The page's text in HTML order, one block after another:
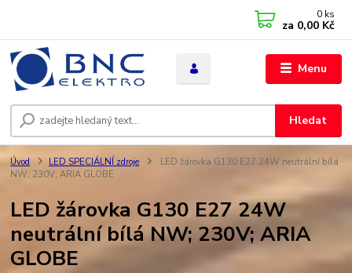
Menu
Hledat
0 ks
za 0,00 Kč
Úvod LED SPECIÁLNÍ zdroje
LED žárovka G130 E27 24W neutrální bílá
NW; 230V; ARIA GLOBE
LED žárovka G130 E27 24W
neutrální bílá NW; 230V; ARIA
GLOBE